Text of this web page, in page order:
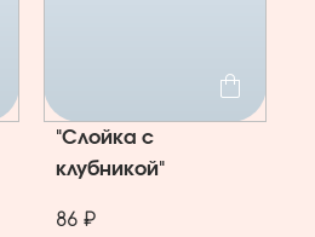
"Слойка с
клубникой"
86 ₽